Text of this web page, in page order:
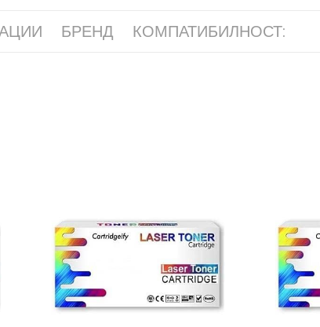
БРЕНД КОМПАТИБИЛНОСТ: